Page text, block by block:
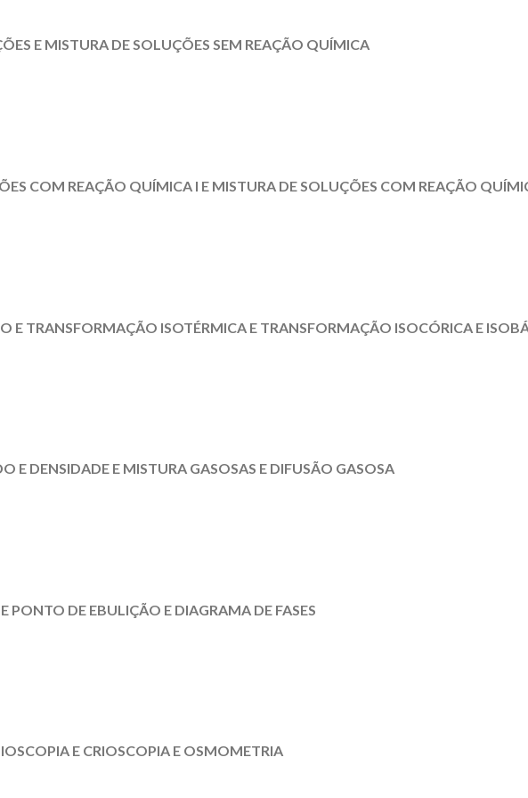
E MISTURA DE SOLUÇÕES SEM REAÇÃO QUÍMICA
COM REAÇÃO QUÍMICA I E MISTURA DE SOLUÇÕES COM REAÇÃO
E TRANSFORMAÇÃO ISOTÉRMICA E TRANSFORMAÇÃO ISOCÓRICA E
E DENSIDADE E MISTURA GASOSAS E DIFUSÃO GASOSA
PONTO DE EBULIÇÃO E DIAGRAMA DE FASES
E CRIOSCOPIA E OSMOMETRIA